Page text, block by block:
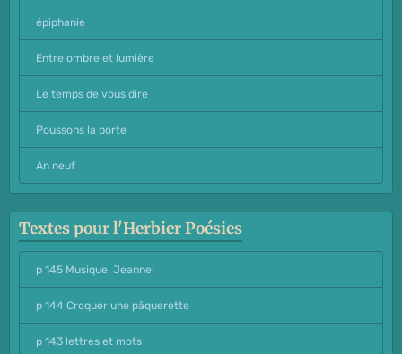
épiphanie
Entre ombre et lumière
Le temps de vous dire
Poussons la porte
An neuf
Textes pour l'Herbier Poésies
p 145 Musique, Jeanne!
p 144 Croquer une pâquerette
p 143 lettres et mots